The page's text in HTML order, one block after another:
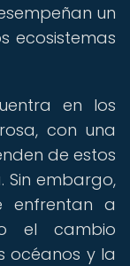
un
ecosistemas
en los
con una
de estos
Sin embargo,
enfrentan a
el cambio
océanos y la